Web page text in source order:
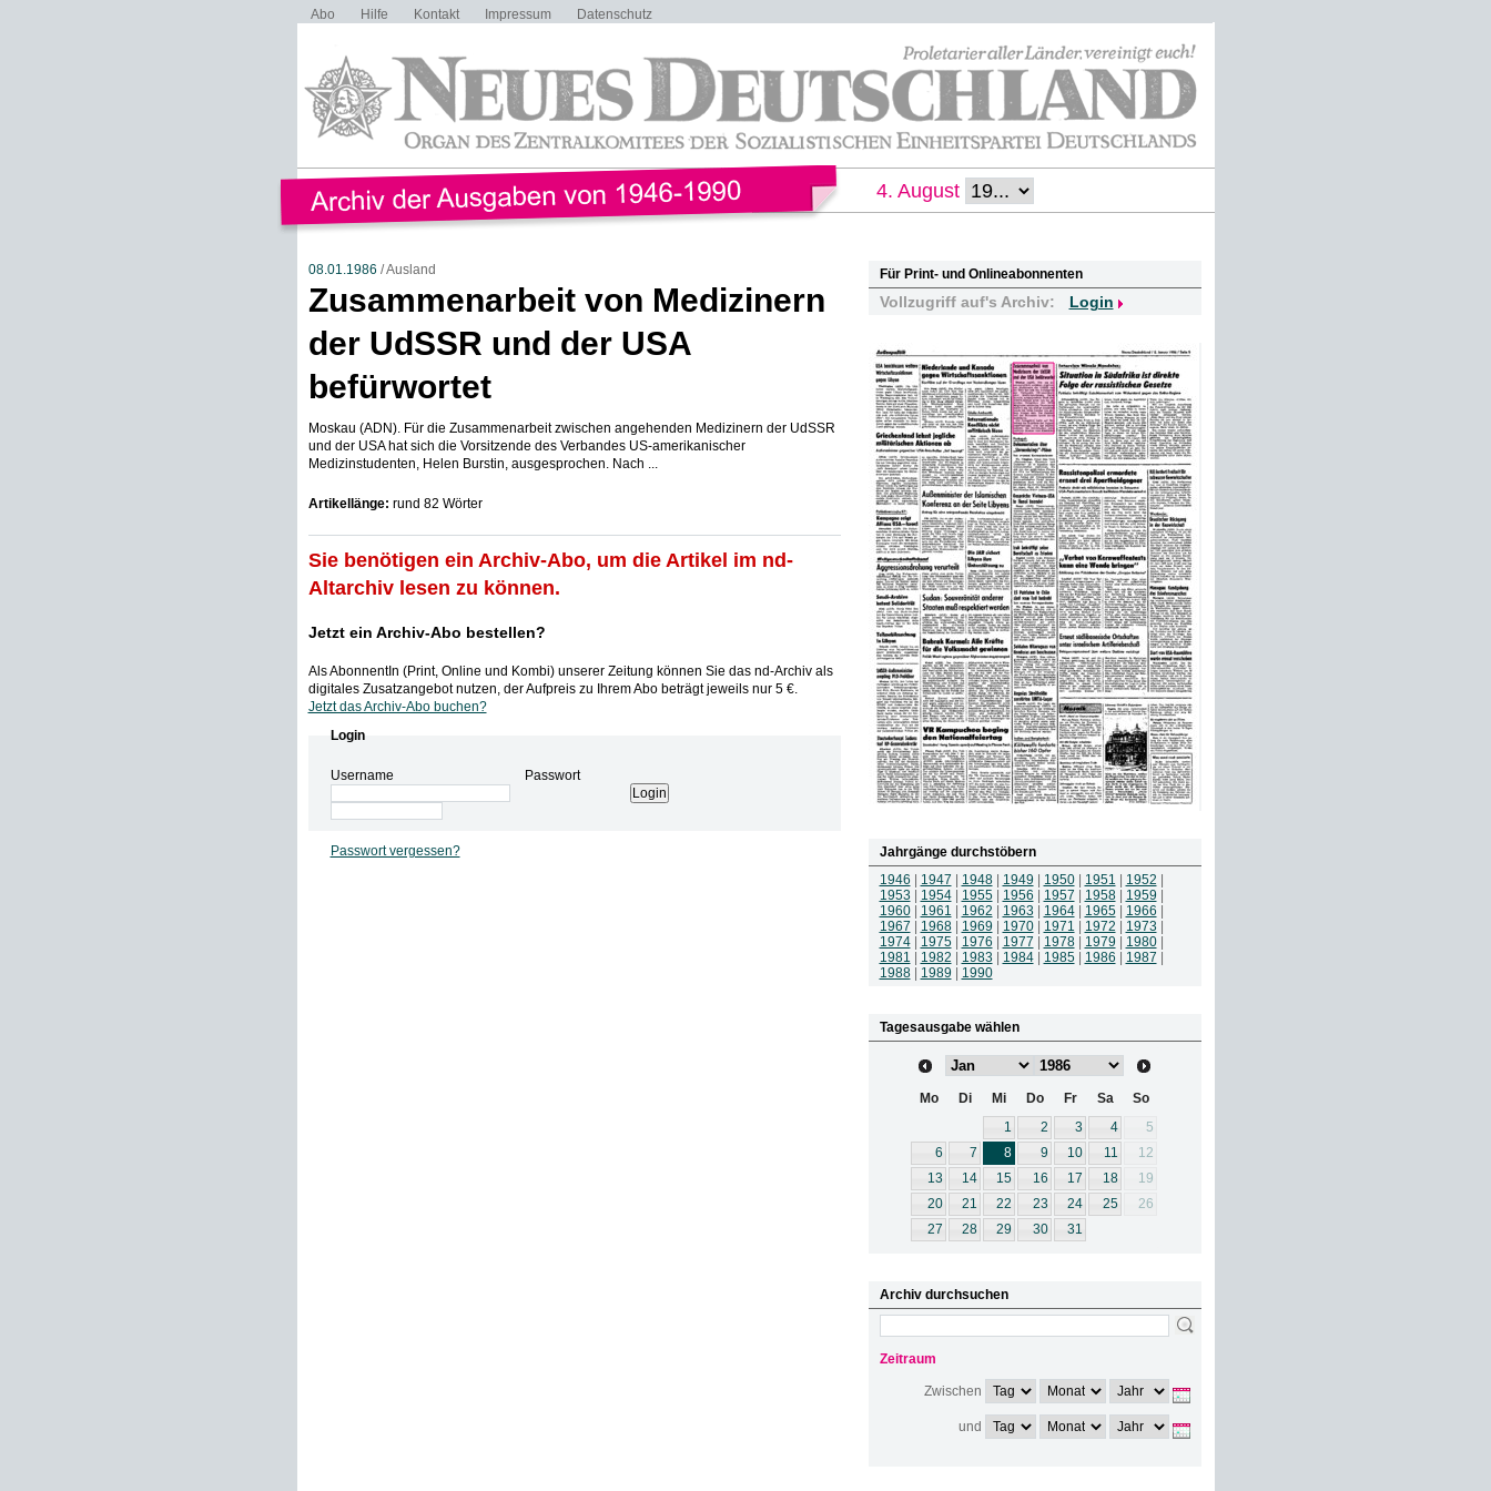
Abo Hilfe Kontakt Impressum Datenschutz
4. August
08.01.1986 / Ausland
Zusammenarbeit von Medizinern
der UdSSR und der USA
befürwortet
Moskau (ADN). Für die Zusammenarbeit zwischen angehenden Medizinern der UdSSR
und der USA hat sich die Vorsitzende des Verbandes US-amerikanischer
Medizinstudenten, Helen Burstin, ausgesprochen. Nach ...
Artikellänge: rund 82 Wörter
Sie benötigen ein Archiv-Abo, um die Artikel im nd-
Altarchiv lesen zu können.
Jetzt ein Archiv-Abo bestellen?
Als AbonnentIn (Print, Online und Kombi) unserer Zeitung können Sie das nd-Archiv als
digitales Zusatzangebot nutzen, der Aufpreis zu Ihrem Abo beträgt jeweils nur 5 €.
Jetzt das Archiv-Abo buchen?
Login
Username Passwort
Passwort vergessen?
Für Print- und Onlineabonnenten
Vollzugriff auf's Archiv: Login
Jahrgänge durchstöbern
1946
1947 1948| 1949 1950| 1951 1952
1953
1954| 1955| 1956 1957 1958| 1959
1960| 1961 1962 1963 1964| 1965| 1966
1967
1968| 1969 1970| 1971 1972 1973
1974| 1975| 1976 1977 1978| 1979 1980|
1981
1982 1983 1984| 1985| 1986 1987
1988| 1989 1990
Tagesausgabe wählen
Mo Di Mi Do Fr Sa
So
1
2 3 4
5
6
7 8 9 10 11
12
13
14 15 16 17 18
19
20
21 22 23 24 25
26
27
28 29 30 31
Archiv durchsuchen
Zeitraum
Zwischen
und